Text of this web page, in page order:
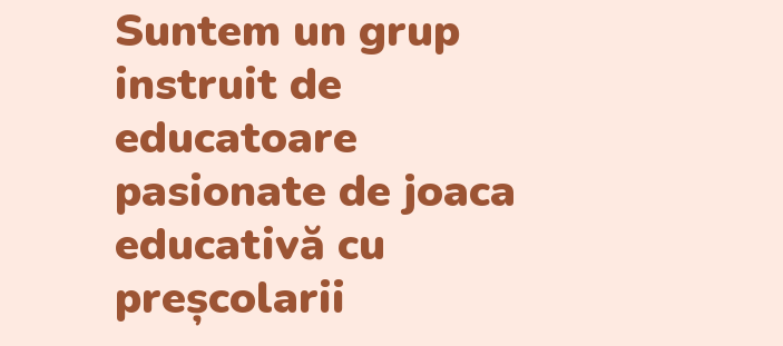
Suntem un grup
instruit de
educatoare
pasionate de joaca
educativă cu
preșcolarii